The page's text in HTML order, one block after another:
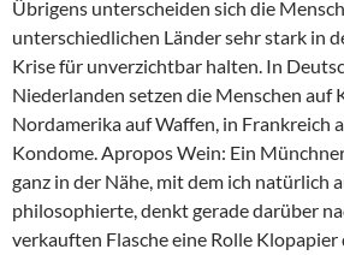
Übrigens unterscheiden sich die
unterschiedlichen Länder sehr stark in
Krise für unverzichtbar halten. In
Niederlanden setzen die Menschen auf
Nordamerika auf Waffen, in Frankreich
Kondome. Apropos Wein: Ein
ganz in der Nähe, mit dem ich natürlich
philosophierte, denkt gerade darüber
verkauften Flasche eine Rolle Klopapier